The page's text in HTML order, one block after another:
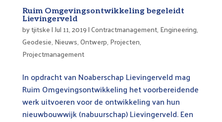
Ruim Omgevingsontwikkeling begeleidt
Lievingerveld
bytjitske| Jul 11, 2019|Contractmanagement, Engineering,
Geodesie, Nieuws,Ontwerp, Projecten,
Projectmanagement
In opdracht van Noaberschap Lievingerveld mag
Ruim Omgevingsontwikkeling het voorbereidende
werk uitvoeren voor de ontwikkeling van hun
nieuwbouwwijk (nabuurschap) Lievingerveld. Een